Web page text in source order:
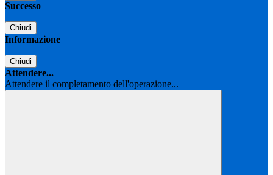
Successo
Chiudi
Informazione
Chiudi
Attendere...
Attendere il completamento dell'operazione...